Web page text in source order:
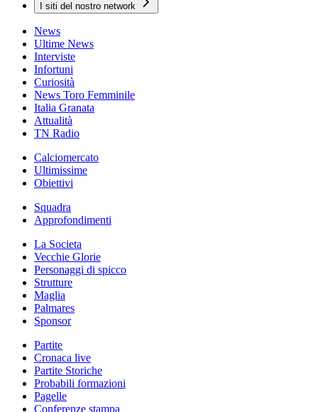
I siti del nostro network
News
Ultime News
Interviste
Infortuni
Curiosità
News Toro Femminile
Italia Granata
Attualità
TN Radio
Calciomercato
Ultimissime
Obiettivi
Squadra
Approfondimenti
La Societa
Vecchie Glorie
Personaggi di spicco
Strutture
Maglia
Palmares
Sponsor
Partite
Cronaca live
Partite Storiche
Probabili formazioni
Pagelle
Conferenze stampa